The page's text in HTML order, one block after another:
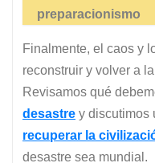
preparacionismo
Finalmente, el caos y
reconstruir y volver a
Revisamos qué
desastre y discutimos
recuperar la
desastre sea mundial.